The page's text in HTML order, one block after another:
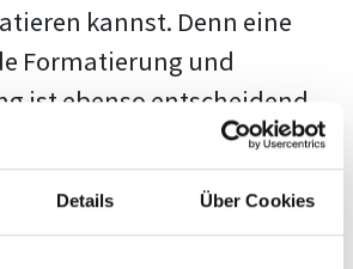
Details Über Cookies
kannst. Denn eine
Formatierung und
ist ebenso entscheidend
selbst. Jeder Prüfer hat
und unsere
konzipiert, dass sie dir